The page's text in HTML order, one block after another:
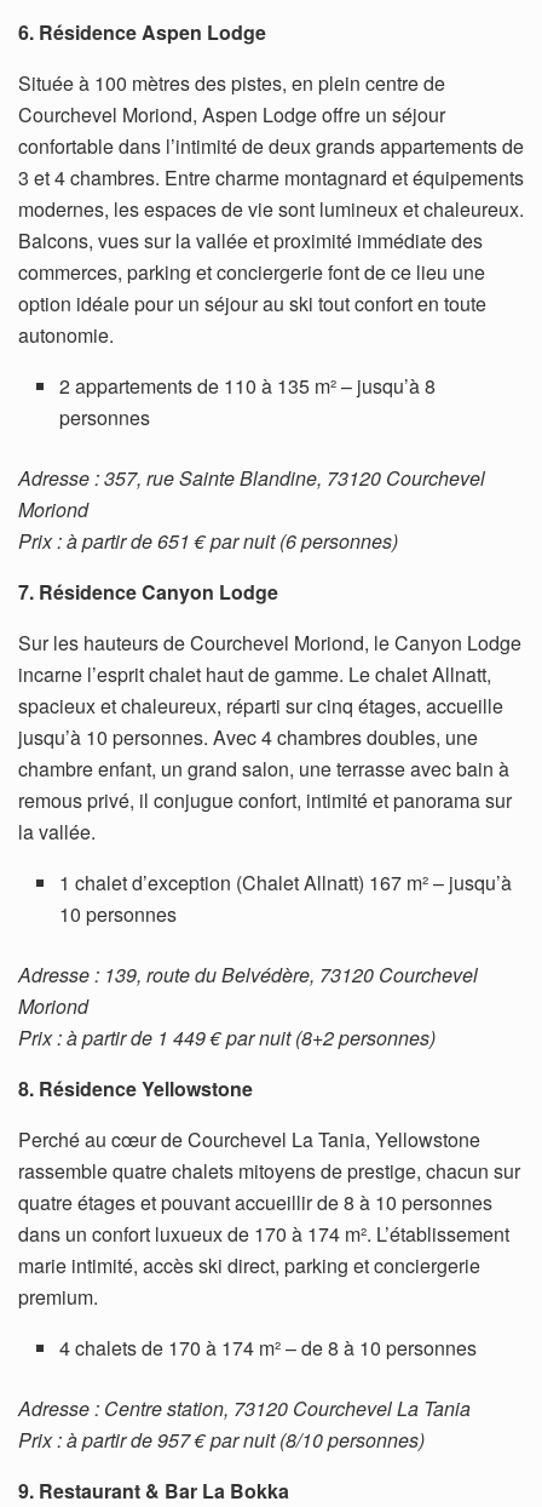
6. Résidence Aspen Lodge
Située à 100 mètres des pistes, en plein centre de
Courchevel Moriond, Aspen Lodge offre un séjour
confortable dans l’intimité de deux grands appartements de
3 et 4 chambres. Entre charme montagnard et équipements
modernes, les espaces de vie sont lumineux et chaleureux.
Balcons, vues sur la vallée et proximité immédiate des
commerces, parking et conciergerie font de ce lieu une
option idéale pour un séjour au ski tout confort en toute
autonomie.
2 appartements de 110 à 135 m² – jusqu’à 8
personnes
Adresse : 357, rue Sainte Blandine, 73120 Courchevel
Moriond
Prix : à partir de 651 € par nuit (6 personnes)
7. Résidence Canyon Lodge
Sur les hauteurs de Courchevel Moriond, le Canyon Lodge
incarne l’esprit chalet haut de gamme. Le chalet Allnatt,
spacieux et chaleureux, réparti sur cinq étages, accueille
jusqu’à 10 personnes. Avec 4 chambres doubles, une
chambre enfant, un grand salon, une terrasse avec bain à
remous privé, il conjugue confort, intimité et panorama sur
la vallée.
1 chalet d’exception (Chalet Allnatt) 167 m² – jusqu’à
10 personnes
Adresse : 139, route du Belvédère, 73120 Courchevel
Moriond
Prix : à partir de 1 449 € par nuit (8+2 personnes)
8. Résidence Yellowstone
Perché au cœur de Courchevel La Tania, Yellowstone
rassemble quatre chalets mitoyens de prestige, chacun sur
quatre étages et pouvant accueillir de 8 à 10 personnes
dans un confort luxueux de 170 à 174 m². L’établissement
marie intimité, accès ski direct, parking et conciergerie
premium.
4 chalets de 170 à 174 m² – de 8 à 10 personnes
Adresse : Centre station, 73120 Courchevel La Tania
Prix : à partir de 957 € par nuit (8/10 personnes)
9. Restaurant & Bar La Bokka